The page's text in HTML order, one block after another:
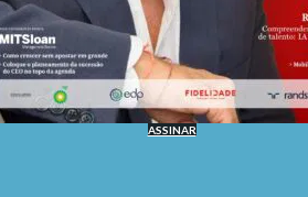
ASSINAR